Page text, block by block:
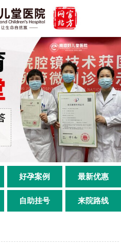
好孕案例 最新优惠
自助挂号 来院路线